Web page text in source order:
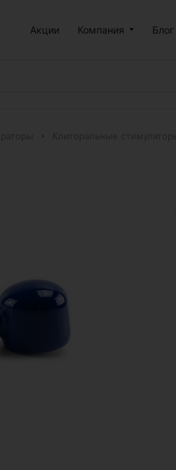
Акции Компания Блог